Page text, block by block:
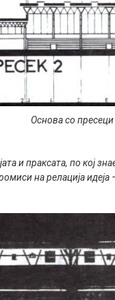
Основа со пресеци
и праксата, по кој
на релација идеја